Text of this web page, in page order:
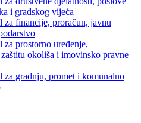
i gradskog vijeća
za financije, proračun, javnu
prostorno uređenje,
okoliša i imovinsko pravne
za gradnju, promet i komunalno